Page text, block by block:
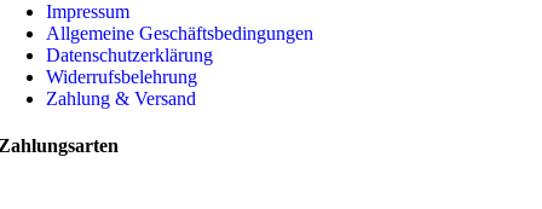
Impressum
Allgemeine Geschäftsbedingungen
Datenschutzerklärung
Widerrufsbelehrung
Zahlung & Versand